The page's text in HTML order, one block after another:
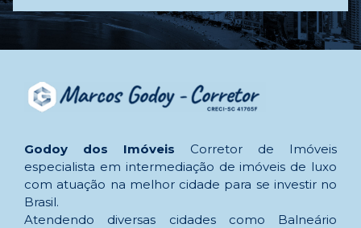
Godoy dos Imóveis Corretor de Imóveis
especialista em intermediação de imóveis de luxo
com atuação na melhor cidade para se investir no
Brasil.
Atendendo diversas cidades como Balneário